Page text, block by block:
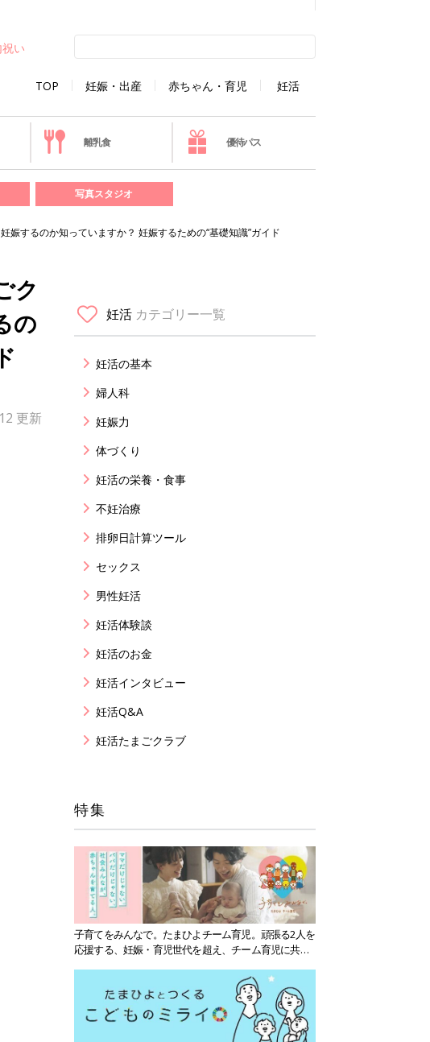
TOP 妊娠・出産 赤ちゃん・育児 妊活
祝い
離乳食 優待パス
写真スタジオ
するのか知っていますか？ 妊娠するための“基礎知識”ガイド
ク
の
更新
妊活 カテゴリー一覧
妊活の基本
婦人科
妊娠力
体づくり
妊活の栄養・食事
不妊治療
排卵日計算ツール
セックス
男性妊活
妊活体験談
妊活のお金
妊活インタビュー
妊活Q&A
妊活たまごクラブ
特集
子育てをみんなで。たまひよチーム育児。頑張る2人を
応援する、妊娠・育児世代を超え、チーム育児に共感